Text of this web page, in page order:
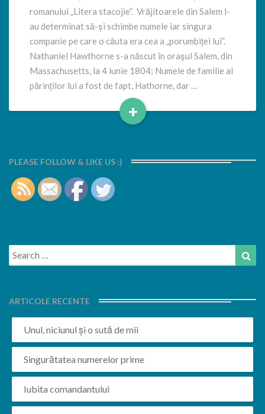
romanului „Litera stacojie”. Vrăjitoarele din Salem l-
au determinat să-și schimbe numele iar singura
companie pe care o căuta era cea a „porumbiței lui”.
Nathaniel Hawthorne s-a născut în orașul Salem, din
Massachusetts, la 4 iunie 1804; Numele de familie al
părinților lui a fost de fapt, Hathorne, dar …
+
Read
PLEASE FOLLOW & LIKE US :)
Search
for:
ARTICOLE RECENTE
Unul, niciunul și o sută de mii
Singurătatea numerelor prime
Iubita comandantului